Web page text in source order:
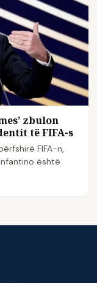
zbulon
të FIFA-s
FIFA-n,
është